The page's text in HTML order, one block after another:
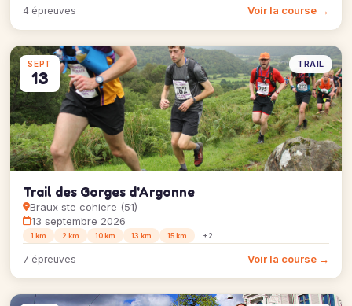
4 épreuves Voir la course →
SEPT
13
TRAIL
Trail des Gorges d'Argonne
Braux ste cohiere (51)
13 septembre 2026
1 km 2 km 10 km 13 km 15 km +2
7 épreuves Voir la course →